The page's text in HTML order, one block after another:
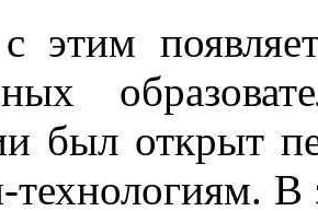
этим
был открыт
технологиям.